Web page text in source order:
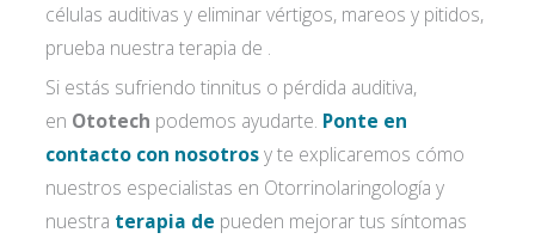
células auditivas y eliminar vértigos, mareos y pitidos,
prueba nuestra terapia de .
Si estás sufriendo tinnitus o pérdida auditiva,
en Ototech podemos ayudarte. Ponte en
contacto con nosotrosy te explicaremos cómo
nuestros especialistas en Otorrinolaringología y
nuestra terapia de pueden mejorar tus síntomas